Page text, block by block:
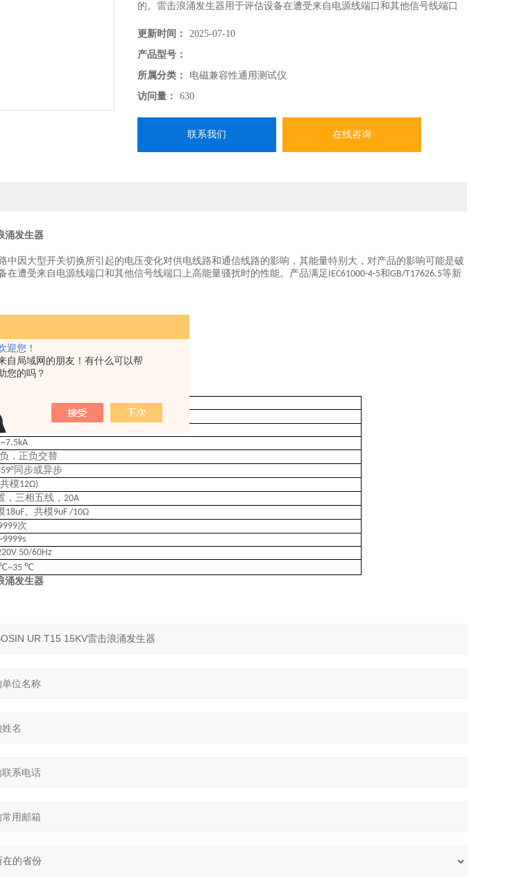
迎您！
自局域网的朋友！有什么可以帮
您的吗？
的。雷击浪涌发生器用于评估设备在遭受来自电源线端口和其他信号线端口
上高能量骚扰时的性能。产品满足IEC61000-4-5和GB/T17626.5等新标准要
求。
更新时间：
2025-07-10
产品型号：
所属分类：
电磁兼容性通用测试仪
访问量：
630
联系我们 在线咨询
涌发生器
中因大型开关切换所引起的电压变化对供电线路和通信线路的影响，其能量特别大，对产品的影响可能是破
在遭受来自电源线端口和其他信号线端口上高能量骚扰时的性能。产品满足 IEC61000-4-5和GB/T17626.5等新
试环境并提醒使用者；
捷；
报告。
波 电流波
负，正负交替
同步或异步
共模12Ω)
，三相五线， 20A
18uF、共模9uF /10Ω
次
50/60Hz
℃
涌发生器